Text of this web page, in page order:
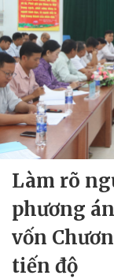
Làm rõ
phương
vốn
tiến độ